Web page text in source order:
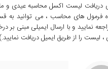
دریافت لیست اکسل محاسبه عیدی و
فرمول های محاسب ، می توانید به
نمایید و با ارسال ایمیلی مبنی
لیست را از طریق ایمیل دریافت